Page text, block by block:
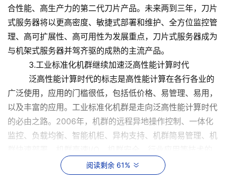
合性能、高生产力的第二代刀片产品。未来两到三年，刀片
式服务器将以更高密度、敏捷式部署和维护、全方位监控管
理、高可扩展性、高可用性为发展重点，刀片式服务器成为
与机架式服务器并驾齐驱的成熟的主流产品。
3.工业标准化机群继续加速泛高性能计算时代
泛高性能计算时代的标志是高性能计算在各行各业的
广泛使用，应用的门槛很低，包括低价格、易管理、易用，
以及丰富的应用。工业标准化机群是走向泛高性能计算时代
的必由之路。2006年，机群的远程异地操作控制、一体化
监控、负载均衡、智能机柜、异构支持、机群简易管理、机
发展和标准化，将促使工业标准化机群进一步被行业应用广
泛接受。市场上将会出现以高性能计算普及为目标，以机群
阅读剩余 61%